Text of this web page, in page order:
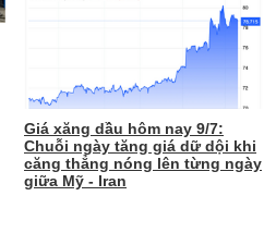
Giá xăng dầu hôm nay 9/7:
Chuỗi ngày tăng giá dữ dội khi
căng thẳng nóng lên từng ngày
giữa Mỹ - Iran